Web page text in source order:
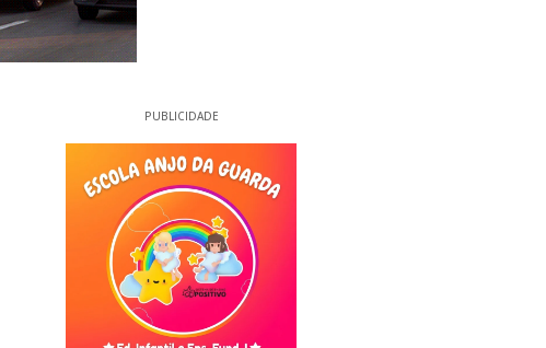
PUBLICIDADE